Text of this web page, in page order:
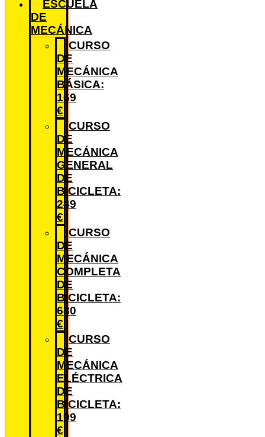
ESCUELA
DE
MECÁNICA
CURSO
DE
MECÁNICA
BÁSICA:
169
€
CURSO
DE
MECÁNICA
GENERAL
DE
BICICLETA:
249
€
CURSO
DE
MECÁNICA
COMPLETA
DE
BICICLETA:
680
€
CURSO
DE
MECÁNICA
ELÉCTRICA
DE
BICICLETA:
199
€